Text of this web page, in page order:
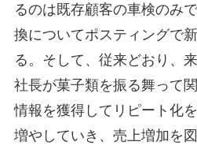
るのは既存顧客の車検のみ
換についてポスティングで
る。そして、従来どおり、
社長が菓子類を振る舞って
情報を獲得してリピート化
増やしていき、売上増加を